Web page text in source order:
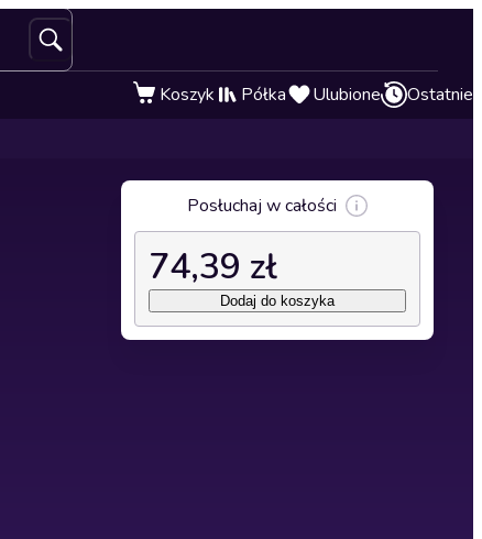
Koszyk Półka Ulubione Ostatnie
Posłuchaj w całości
74,39 zł
Dodaj do koszyka